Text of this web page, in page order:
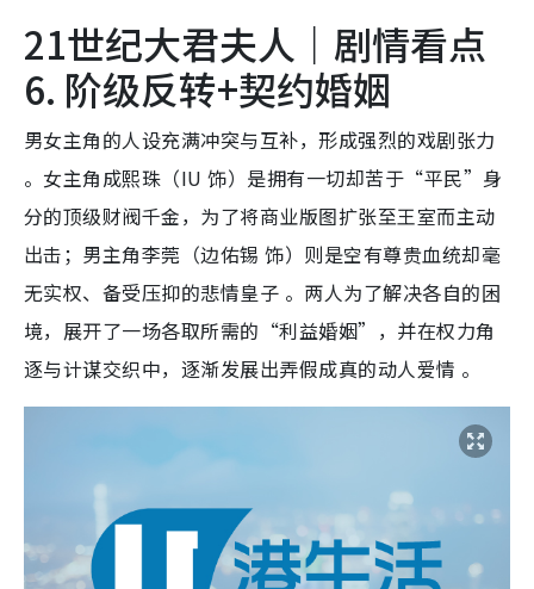
21世纪大君夫人｜剧情看点
6. 阶级反转+契约婚姻
男女主角的人设充满冲突与互补，形成强烈的戏剧张力
。女主角成熙珠（IU 饰）是拥有一切却苦于“平民”身
分的顶级财阀千金，为了将商业版图扩张至王室而主动
出击；男主角李莞（边佑锡 饰）则是空有尊贵血统却毫
无实权、备受压抑的悲情皇子 。两人为了解决各自的困
境，展开了一场各取所需的“利益婚姻”，并在权力角
逐与计谋交织中，逐渐发展出弄假成真的动人爱情 。